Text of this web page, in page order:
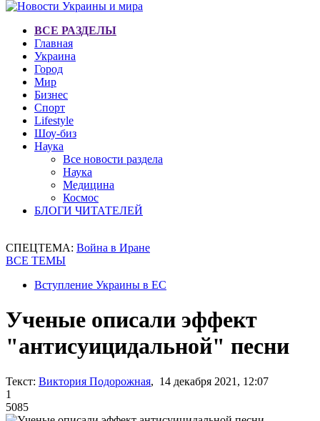
ВСЕ РАЗДЕЛЫ
Главная
Украина
Город
Мир
Бизнес
Спорт
Lifestyle
Шоу-биз
Наука
Все новости раздела
Наука
Медицина
Космос
БЛОГИ ЧИТАТЕЛЕЙ
СПЕЦТЕМА: Война в Иране
ВСЕ ТЕМЫ
Вступление Украины в ЕС
Ученые описали эффект
"антисуицидальной" песни
Текст: Виктория Подорожная, 14 декабря 2021, 12:07
1
5085